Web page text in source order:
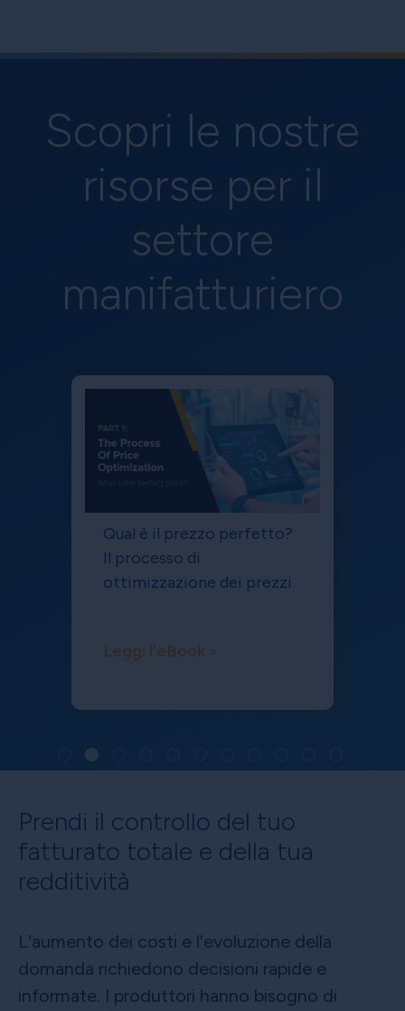
Scopri le nostre
risorse per il
settore
manifatturiero
Qual è il prezzo perfetto?
Il processo di
ottimizzazione dei prezzi
Leggi l'eBook >
Prendi il controllo del tuo
fatturato totale e della tua
redditività
L'aumento dei costi e l'evoluzione della
domanda richiedono decisioni rapide e
informate. I produttori hanno bisogno di